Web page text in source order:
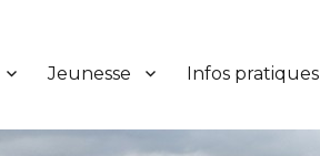
Jeunesse Infos pratiques